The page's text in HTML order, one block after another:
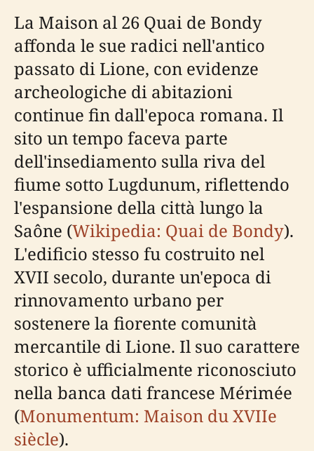
La Maison al 26 Quai de Bondy
affonda le sue radici nell'antico
passato di Lione, con evidenze
archeologiche di abitazioni
continue fin dall'epoca romana. Il
sito un tempo faceva parte
dell'insediamento sulla riva del
fiume sotto Lugdunum, riflettendo
l'espansione della città lungo la
Saône (Wikipedia: Quai de Bondy).
L'edificio stesso fu costruito nel
XVII secolo, durante un'epoca di
rinnovamento urbano per
sostenere la fiorente comunità
mercantile di Lione. Il suo carattere
storico è ufficialmente riconosciuto
nella banca dati francese Mérimée
(Monumentum: Maison du XVIIe
siècle).